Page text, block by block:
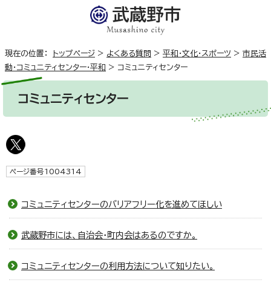
現在の位置： トップページ > よくある質問 > 平和・文化・スポーツ > 市民活
動・コミュニティセンター・平和
> コミュニティセンター
コミュニティセンター
ページ番号1004314
コミュニティセンターのバリアフリー化を進めてほしい
武蔵野市には、自治会・町内会はあるのですか。
コミュニティセンターの利用方法について知りたい。